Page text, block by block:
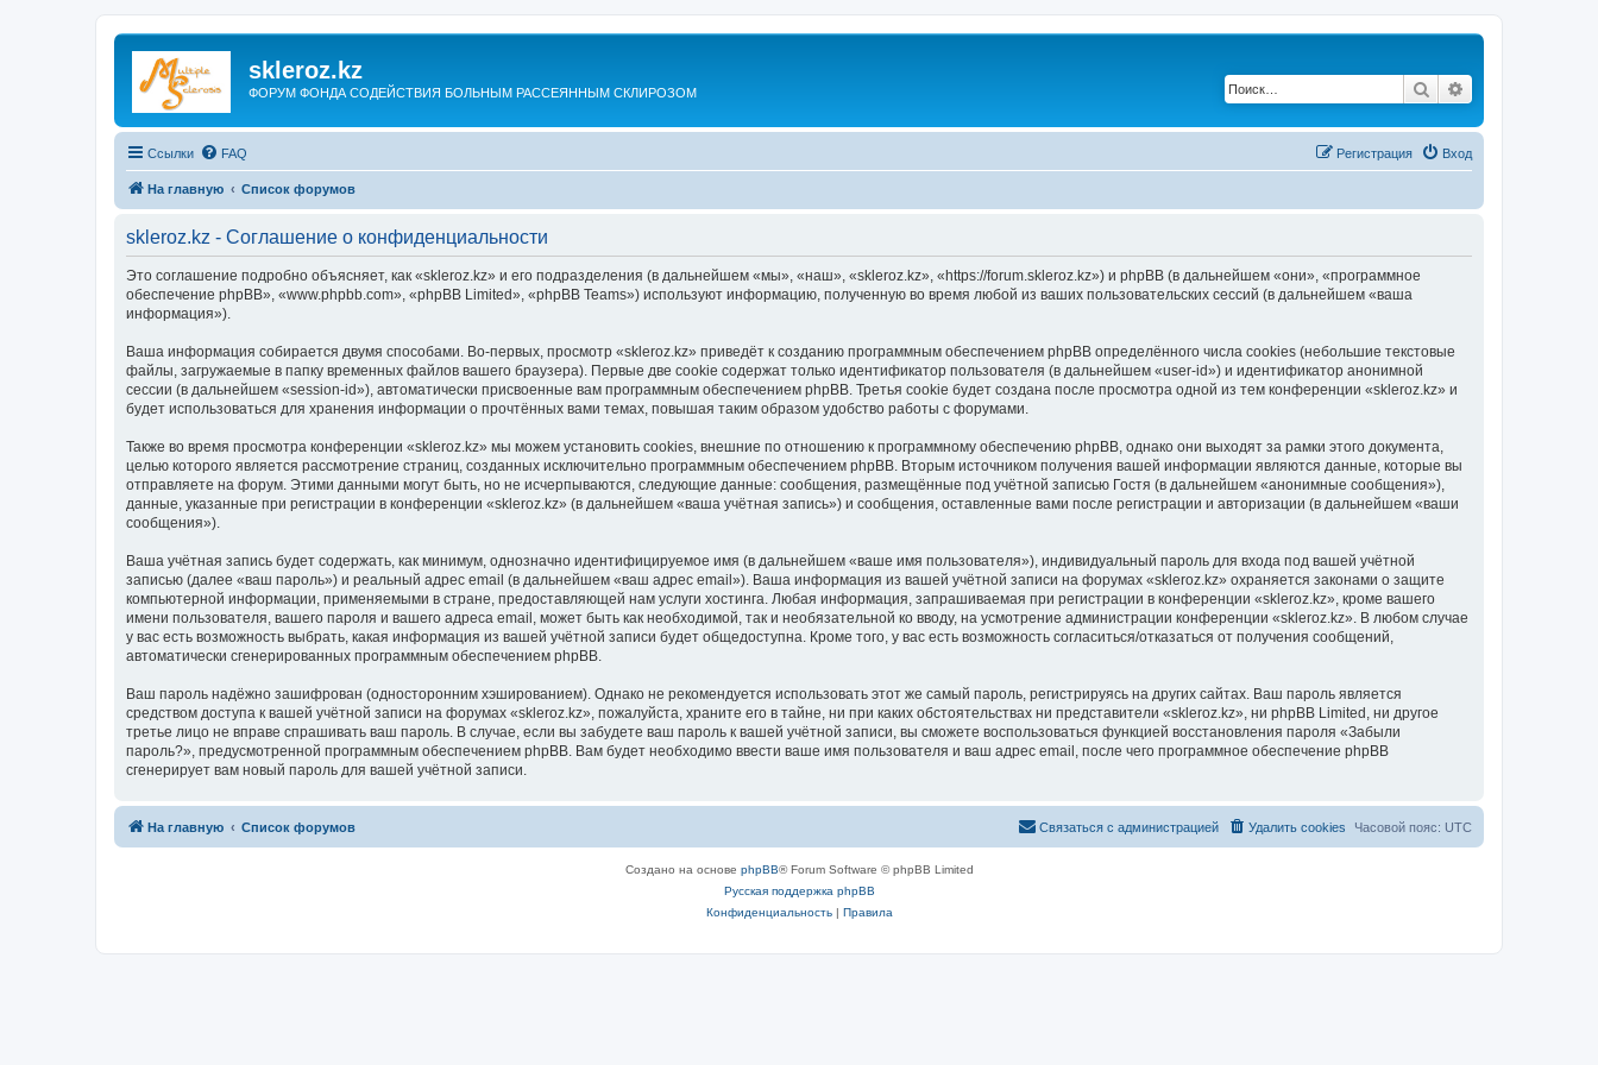
skleroz.kz
ФОРУМ ФОНДА СОДЕЙСТВИЯ БОЛЬНЫМ РАССЕЯННЫМ СКЛИРОЗОМ Поиск
Ссылки FAQ Вход
Регистрация
На главную Список форумов
skleroz.kz - Соглашение о конфиденциальности
Это соглашение подробно объясняет, как «skleroz.kz» и его подразделения (в дальнейшем «мы», «наш», «skleroz.kz», «https://forum.skleroz.kz») и phpBB (в дальнейшем «они», «программное
обеспечение phpBB», «www.phpbb.com», «phpBB Limited», «phpBB Teams») используют информацию, полученную во время любой из ваших пользовательских сессий (в дальнейшем «ваша
информация»).
Ваша информация собирается двумя способами. Во-первых, просмотр «skleroz.kz» приведёт к созданию программным обеспечением phpBB определённого числа cookies (небольшие текстовые
файлы, загружаемые в папку временных файлов вашего браузера). Первые две cookie содержат только идентификатор пользователя (в дальнейшем «user-id») и идентификатор анонимной
сессии (в дальнейшем «session-id»), автоматически присвоенные вам программным обеспечением phpBB. Третья cookie будет создана после просмотра одной из тем конференции «skleroz.kz» и
будет использоваться для хранения информации о прочтённых вами темах, повышая таким образом удобство работы с форумами.
Также во время просмотра конференции «skleroz.kz» мы можем установить cookies, внешние по отношению к программному обеспечению phpBB, однако они выходят за рамки этого документа,
целью которого является рассмотрение страниц, созданных исключительно программным обеспечением phpBB. Вторым источником получения вашей информации являются данные, которые вы
отправляете на форум. Этими данными могут быть, но не исчерпываются, следующие данные: сообщения, размещённые под учётной записью Гостя (в дальнейшем «анонимные сообщения»),
данные, указанные при регистрации в конференции «skleroz.kz» (в дальнейшем «ваша учётная запись») и сообщения, оставленные вами после регистрации и авторизации (в дальнейшем «ваши
сообщения»).
Ваша учётная запись будет содержать, как минимум, однозначно идентифицируемое имя (в дальнейшем «ваше имя пользователя»), индивидуальный пароль для входа под вашей учётной
записью (далее «ваш пароль») и реальный адрес email (в дальнейшем «ваш адрес email»). Ваша информация из вашей учётной записи на форумах «skleroz.kz» охраняется законами о защите
компьютерной информации, применяемыми в стране, предоставляющей нам услуги хостинга. Любая информация, запрашиваемая при регистрации в конференции «skleroz.kz», кроме вашего
имени пользователя, вашего пароля и вашего адреса email, может быть как необходимой, так и необязательной ко вводу, на усмотрение администрации конференции «skleroz.kz». В любом случае
у вас есть возможность выбрать, какая информация из вашей учётной записи будет общедоступна. Кроме того, у вас есть возможность согласиться/отказаться от получения сообщений,
автоматически сгенерированных программным обеспечением phpBB.
Ваш пароль надёжно зашифрован (односторонним хэшированием). Однако не рекомендуется использовать этот же самый пароль, регистрируясь на других сайтах. Ваш пароль является
средством доступа к вашей учётной записи на форумах «skleroz.kz», пожалуйста, храните его в тайне, ни при каких обстоятельствах ни представители «skleroz.kz», ни phpBB Limited, ни другое
третье лицо не вправе спрашивать ваш пароль. В случае, если вы забудете ваш пароль к вашей учётной записи, вы сможете воспользоваться функцией восстановления пароля «Забыли
пароль?», предусмотренной программным обеспечением phpBB. Вам будет необходимо ввести ваше имя пользователя и ваш адрес email, после чего программное обеспечение phpBB
сгенерирует вам новый пароль для вашей учётной записи.
На главную Список форумов Часовой пояс: UTC
Удалить cookies
Связаться с администрацией
Создано на основе phpBB® Forum Software © phpBB Limited
Русская поддержка phpBB
Конфиденциальность| Правила